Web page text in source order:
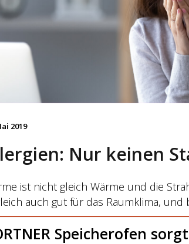
2019
Nur keinen
ist nicht gleich Wärme und die
auch gut für das Raumklima,
Speicherofen